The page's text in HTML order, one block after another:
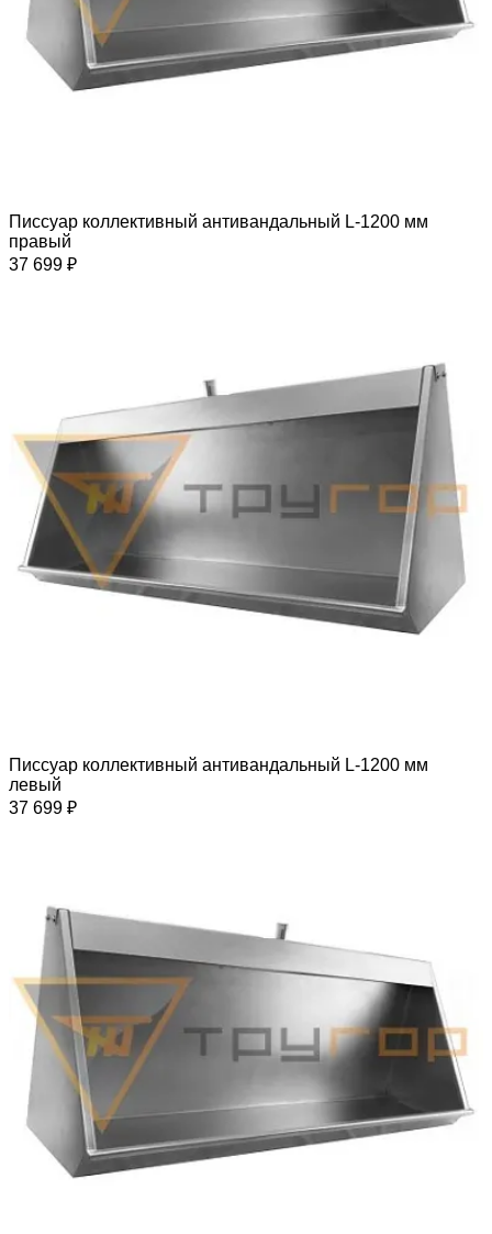
Писсуар коллективный антивандальный L-1200 мм
правый
37 699 ₽
Писсуар коллективный антивандальный L-1200 мм
левый
37 699 ₽